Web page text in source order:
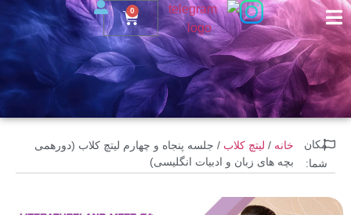
0
مکان
شما:
خانه / لیتچ کلاب / جلسه پنجاه و چهارم لیتچ کلاب (دورهمی
بچه های زبان و ادبیات انگلیسی)